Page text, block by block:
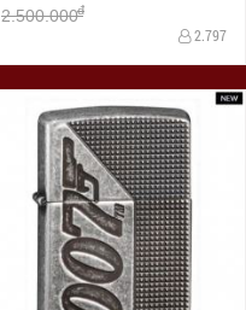
2.500.000đ
2.797